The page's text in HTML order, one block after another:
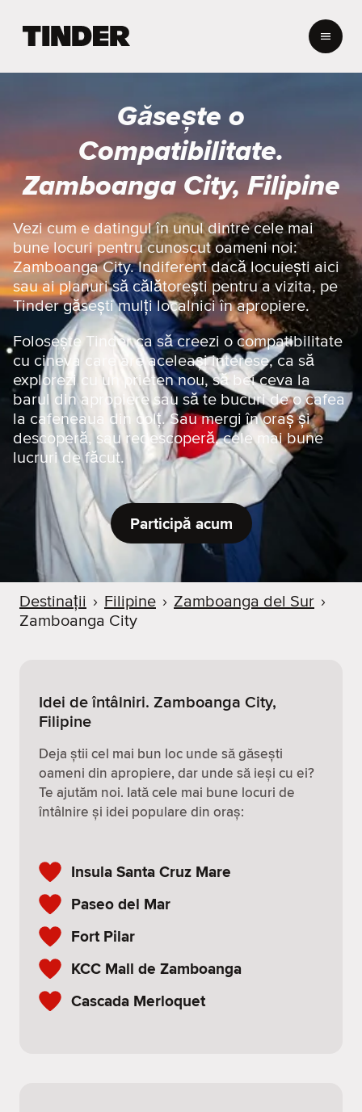
T
n
d
e
Găsește o
Compatibilitate.
Zamboanga City, Filipine
Vezi cum e datingul în unul dintre cele mai
bune locuri pentru cunoscut oameni noi:
Zamboanga City. Indiferent dacă locuiești aici
sau ai planuri să călătorești pentru a vizita, pe
Tinder găsești mulți localnici în apropiere.
Folosește Tinder ca să creezi o compatibilitate
cu cineva care are aceleași interese, ca să
explorezi cu un prieten nou, să bei ceva la
barul din apropiere sau să te bucuri de o cafea
la cafeneaua din colț. Sau mergi în oraș și
descoperă, sau redescoperă, cele mai bune
lucruri de făcut.
Participă acum
Destinații › Filipine › Zamboanga del Sur ›
Zamboanga City
Idei de întâlniri. Zamboanga City,
Filipine
Deja știi cel mai bun loc unde să găsești
oameni din apropiere, dar unde să ieși cu ei?
Te ajutăm noi. Iată cele mai bune locuri de
întâlnire și idei populare din oraș:
Insula Santa Cruz Mare
Paseo del Mar
Fort Pilar
KCC Mall de Zamboanga
Cascada Merloquet